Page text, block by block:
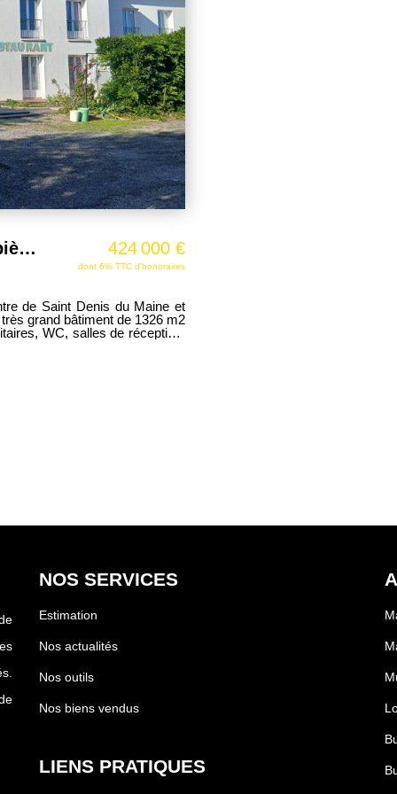
Immeuble Saint Denis Du Maine 28 pièce(s) 1350 m2 424 000 €
dont 6% TTC d'honoraires
de Saint Denis du Maine et
grand bâtiment de 1326 m2
WC, salles de réception,
NOS SERVICES
Estimation
Nos actualités
Nos outils
Nos biens vendus
LIENS PRATIQUES